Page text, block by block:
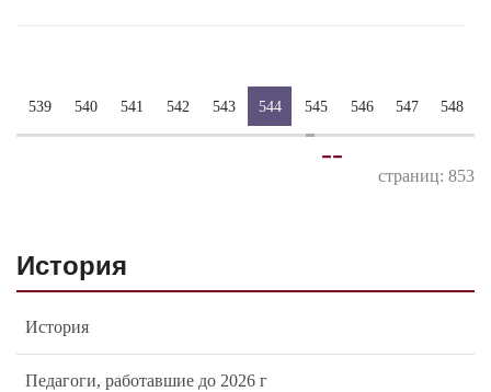
539 540 541 542 543 544 545 546 547 548
--
страниц: 853
История
История
Педагоги, работавшие до 2026 г